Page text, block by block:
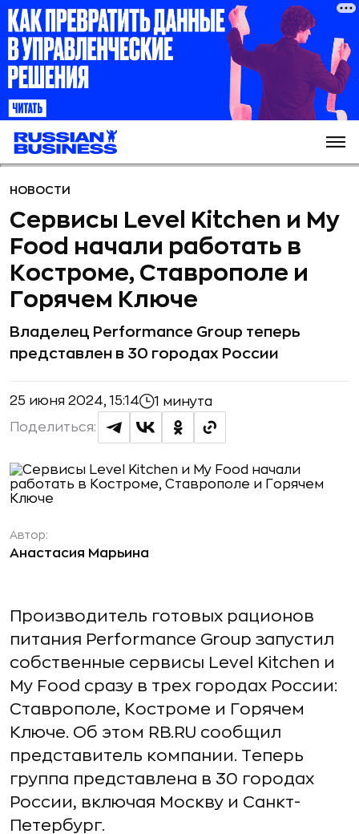
НОВОСТИ
Сервисы Level Kitchen и My
Food начали работать в
Костроме, Ставрополе и
Горячем Ключе
Владелец Performance Group теперь
представлен в 30 городах России
25 июня 2024, 15:14 1 минута
Поделиться:
Автор:
Анастасия Марьина
Производитель готовых рационов
питания Performance Group запустил
собственные сервисы Level Kitchen и
My Food сразу в трех городах России:
Ставрополе, Костроме и Горячем
Ключе. Об этом RB.RU сообщил
представитель компании. Теперь
группа представлена в 30 городах
России, включая Москву и Санкт-
Петербург.